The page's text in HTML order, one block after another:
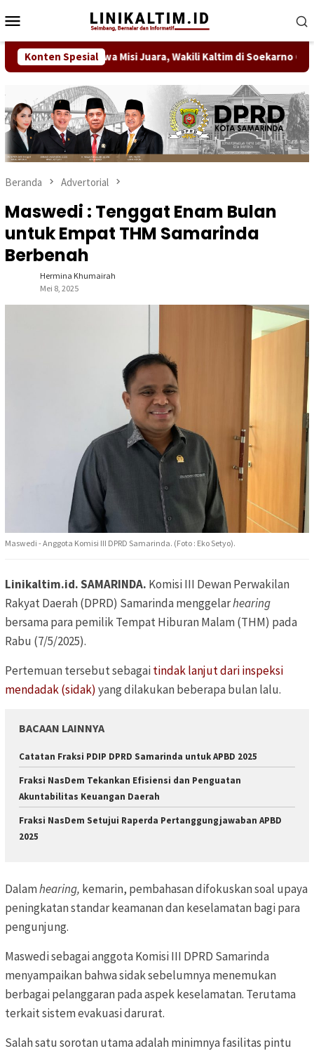
ke
kontenMobile
Konten Spesial
FC Bawa Misi Juara, Wakili Kaltim di Soekarno Cup U17
Beranda Advertorial
Maswedi : Tenggat Enam Bulan
untuk Empat THM Samarinda
Berbenah
Hermina Khumairah
Mei 8, 2025
Maswedi - Anggota Komisi III DPRD Samarinda. (Foto : Eko Setyo).
Linikaltim.id. SAMARINDA. Komisi III Dewan Perwakilan
Rakyat Daerah (DPRD) Samarinda menggelarhearing
bersama para pemilik Tempat Hiburan Malam (THM) pada
Rabu (7/5/2025).
Pertemuan tersebut sebagaitindak lanjut dari inspeksi
mendadak (sidak) yang dilakukan beberapa bulan lalu.
BACAAN LAINNYA
Catatan Fraksi PDIP DPRD Samarinda untuk APBD 2025
Fraksi NasDem Tekankan Efisiensi dan Penguatan
Akuntabilitas Keuangan Daerah
Fraksi NasDem Setujui Raperda Pertanggungjawaban APBD
2025
Dalamhearing, kemarin, pembahasan difokuskan soal upaya
peningkatan standar keamanan dan keselamatan bagi para
pengunjung.
Maswedi sebagai anggota Komisi III DPRD Samarinda
menyampaikan bahwa sidak sebelumnya menemukan
berbagai pelanggaran pada aspek keselamatan. Terutama
terkait sistem evakuasi darurat.
Salah satu sorotan utama adalah minimnya fasilitas pintu